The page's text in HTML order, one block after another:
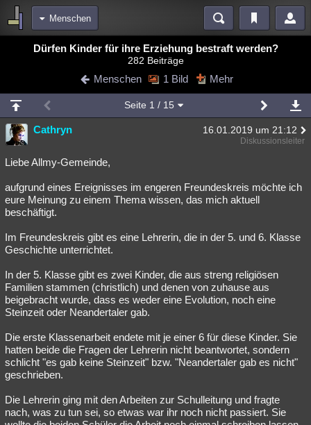
Menschen
Bereiche
Blogs Videos
Chat Wiki Neuigkeiten
meine Rubriken
Menschen Mystery Kriminalfälle
Spiritualität Verschwörungen
Natur Umfragen Unterhaltung
weitere Rubriken
Astronomie Helpdesk
Musik Clash Verbesserungen Allmystery English
Übersichten
Lesenswert Schlüsselwörter
Dürfen Kinder für ihre Erziehung bestraft werden?
282 Beiträge
Menschen 1 Bild Mehr
Seite 1 / 15
Cathryn 16.01.2019 um 21:12
Diskussionsleiter
Liebe Allmy-Gemeinde,
aufgrund eines Ereignisses im engeren Freundeskreis möchte ich
eure Meinung zu einem Thema wissen, das mich aktuell
beschäftigt.
Im Freundeskreis gibt es eine Lehrerin, die in der 5. und 6. Klasse
Geschichte unterrichtet.
In der 5. Klasse gibt es zwei Kinder, die aus streng religiösen
Familien stammen (christlich) und denen von zuhause aus
beigebracht wurde, dass es weder eine Evolution, noch eine
Steinzeit oder Neandertaler gab.
Die erste Klassenarbeit endete mit je einer 6 für diese Kinder. Sie
hatten beide die Fragen der Lehrerin nicht beantwortet, sondern
schlicht "es gab keine Steinzeit" bzw. "Neandertaler gab es nicht"
geschrieben.
Die Lehrerin ging mit den Arbeiten zur Schulleitung und fragte
nach, was zu tun sei, so etwas war ihr noch nicht passiert. Sie